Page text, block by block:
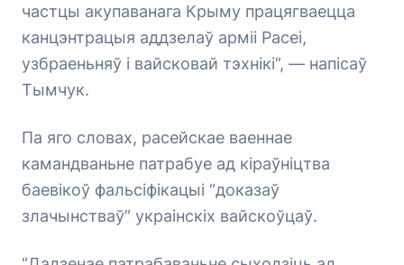
частцы акупаванага Крыму працягваецца
канцэнтрацыя аддзелаў арміі Расеі,
узбраеньняў і вайсковай тэхнікі”, — напісаў
Тымчук.
Па яго словах, расейскае ваеннае
камандваньне патрабуе ад кіраўніцтва
баевікоў фальсіфікацыі “доказаў
злачынстваў” украінскіх вайскоўцаў.